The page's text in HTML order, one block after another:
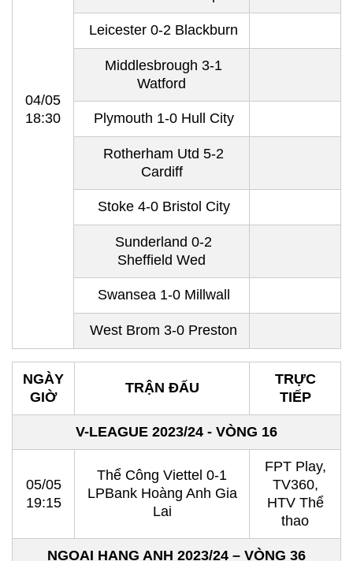
04/05
18:30
Leicester 0-2 Blackburn
Middlesbrough 3-1
Watford
Plymouth 1-0 Hull City
Rotherham Utd 5-2
Cardiff
Stoke 4-0 Bristol City
Sunderland 0-2
Sheffield Wed
Swansea 1-0 Millwall
West Brom 3-0 Preston
NGÀY
GIỜ
TRẬN ĐẤU
TRỰC
TIẾP
V-LEAGUE 2023/24 - VÒNG 16
05/05
19:15
Thể Công Viettel 0-1
LPBank Hoàng Anh Gia
Lai
FPT Play,
TV360,
HTV Thể
thao
NGOẠI HẠNG ANH 2023/24 – VÒNG 36